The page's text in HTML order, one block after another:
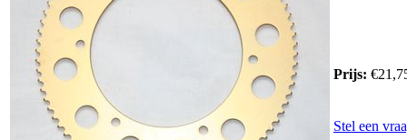
Prijs:
Stel een